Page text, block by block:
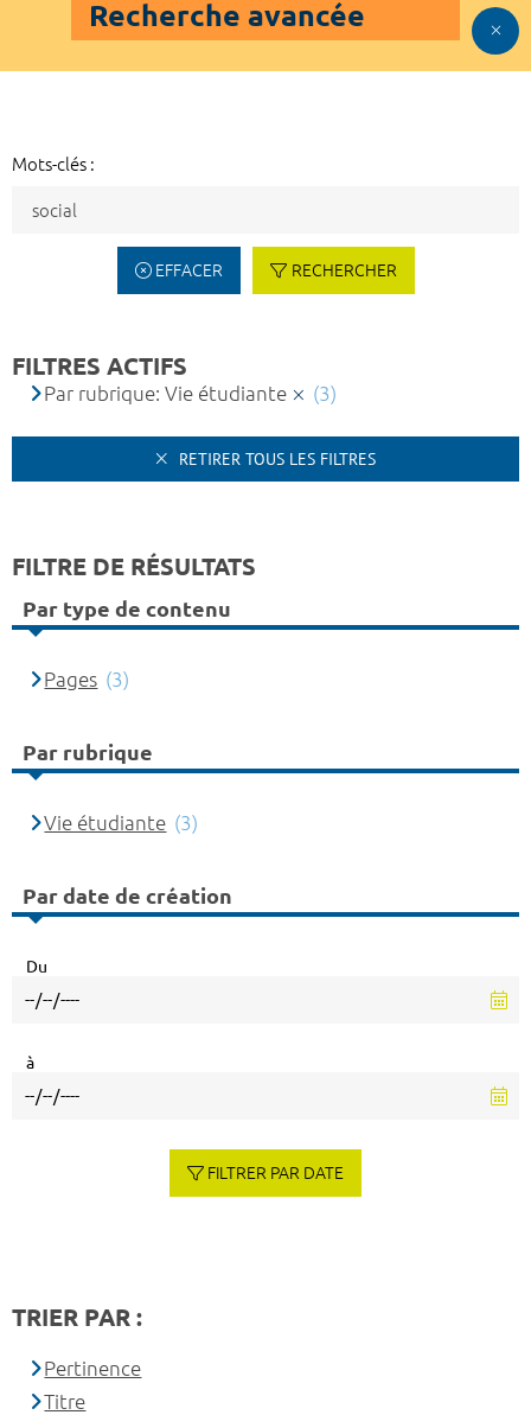
Recherche avancée
Mots-clés :
EFFACER RECHERCHER
FILTRES ACTIFS
Par rubrique: Vie étudiante (3)
RETIRER TOUS LES FILTRES
FILTRE DE RÉSULTATS
Par type de contenu
Pages (3)
Par rubrique
Vie étudiante (3)
Par date de création
Du
à
FILTRER PAR DATE
TRIER PAR :
Pertinence
Titre